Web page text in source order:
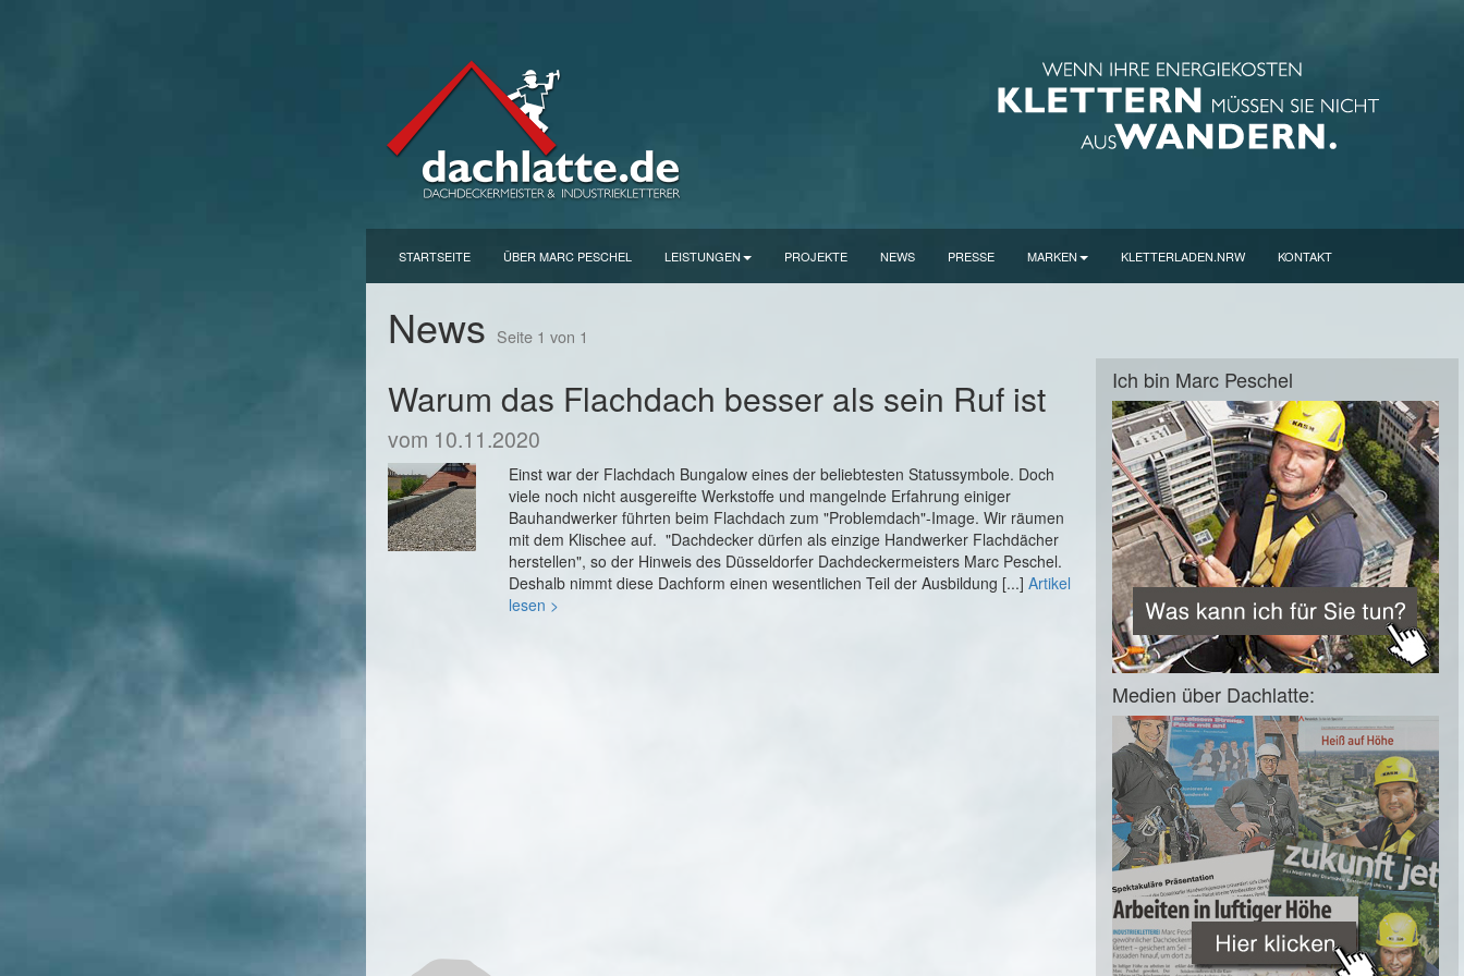
STARTSEITE ÜBER MARC PESCHEL LEISTUNGEN PROJEKTE NEWS PRESSE MARKEN KLETTERLADEN.NRW KONTAKT
News Seite 1 von 1
Warum das Flachdach besser als sein Ruf ist
vom 10.11.2020
Einst war der Flachdach Bungalow eines der beliebtesten Statussymbole. Doch
viele noch nicht ausgereifte Werkstoffe und mangelnde Erfahrung einiger
Bauhandwerker führten beim Flachdach zum "Problemdach"-Image. Wir räumen
mit dem Klischee auf. "Dachdecker dürfen als einzige Handwerker Flachdächer
herstellen", so der Hinweis des Düsseldorfer Dachdeckermeisters Marc Peschel.
Deshalb nimmt diese Dachform einen wesentlichen Teil der Ausbildung [...] Artikel
lesen >
Ich bin Marc Peschel
Medien über Dachlatte: